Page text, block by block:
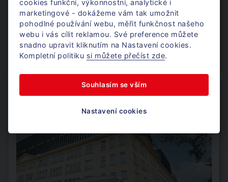
Šumavská 416/15, Brno - Ponava
Výměra 202 m² - 1 864 m²
Nájem od 72 346 Kč za měsíc
Dostupnost ihned k dispozici
cookies funkční, výkonnostní, analytické i
marketingové - dokážeme vám tak umožnit
pohodlné používání webu, měřit funkčnost našeho
webu i vás cílit reklamou. Své preference můžete
snadno upravit kliknutím na Nastavení cookies.
Kompletní politiku si můžete přečíst zde.
Souhlasím se vším
Nastavení cookies